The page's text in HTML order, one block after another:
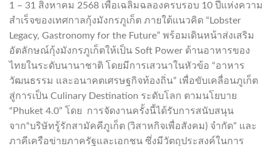
1 – 31 สิงหาคม 2568 เพื่อเฉลิมฉลองครบรอบ 10 ปีแห่งความ
สำเร็จของเทศกาลกุ้งมังกรภูเก็ต ภายใต้แนวคิด “Lobster
Legacy, Gastronomy for the Future” พร้อมเดินหน้าส่งเสริม
อัตลักษณ์กุ้งมังกรภูเก็ตให้เป็น Soft Power ด้านอาหารของ
ไทยในระดับนานาชาติ โดยมีการเสวนาในหัวข้อ “อาหาร
วัฒนธรรม และอนาคตเศรษฐกิจท้องถิ่น” เพื่อขับเคลื่อนภูเก็ต
สู่การเป็น Culinary Destination ระดับโลก ตามนโยบาย
“Phuket 4.0” โดย การจัดงานครั้งนี้ได้รับการสนับสนุน
จาก“บริษัทรู้รักสามัคคีภูเก็ต (วิสาหกิจเพื่อสังคม) จำกัด” และ
ภาคีเครือข่ายภาครัฐและเอกชน ซึ่งมีวัตถุประสงค์ในการ